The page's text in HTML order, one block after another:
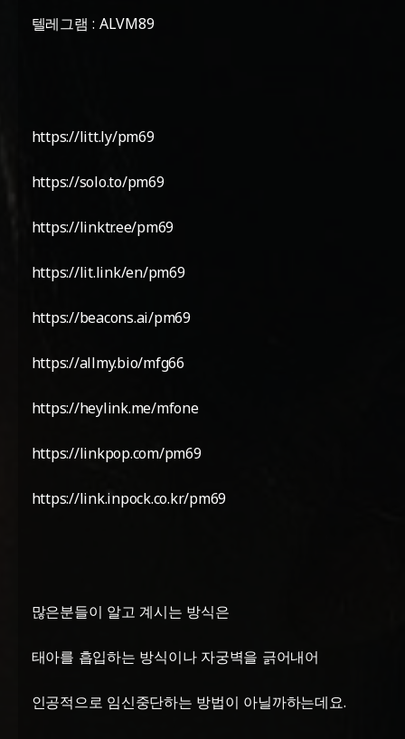
텔레그램 : ALVM89
https://litt.ly/pm69
https://solo.to/pm69
https://linktr.ee/pm69
https://lit.link/en/pm69
https://beacons.ai/pm69
https://allmy.bio/mfg66
https://heylink.me/mfone
https://linkpop.com/pm69
https://link.inpock.co.kr/pm69
많은분들이 알고 계시는 방식은
태아를 흡입하는 방식이나 자궁벽을 긁어내어
인공적으로 임신중단하는 방법이 아닐까하는데요.